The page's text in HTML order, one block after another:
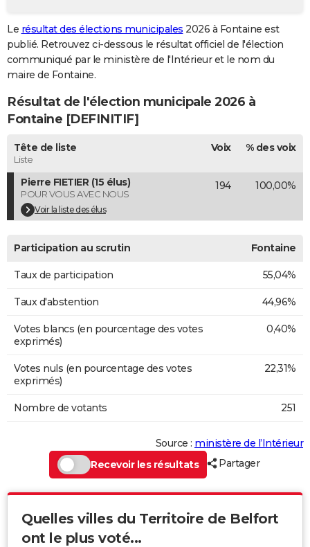
GUIDES D'ACHAT
BONS PLANS
CARTE DE VOEUX
Carte de Noël
Carte Bonne année
Carte Saint-Valentin
Carte Pâques
Carte d'anniversaire
DICTIONNAIRE
Dictionnaire
Biographies
Citations
Expressions
Proverbes
PROGRAMME TV
COPAINS D'AVANT
S'inscrire
Se connecter
Lycées
Collèges
Primaires
Universités
Entreprises
Service militaire
Avis de recherche
AVIS DE DÉCÈS
FORUM
Le résultat des élections municipales 2026 à Fontaine est
publié. Retrouvez ci-dessous le résultat officiel de l'élection
communiqué par le ministère de l'Intérieur et le nom du
maire de Fontaine.
Résultat de l'élection municipale 2026 à
Fontaine [DEFINITIF]
Tête de liste
Liste
Voix % des voix
Pierre FIETIER (15 élus)
POUR VOUS AVEC NOUS
Voir la liste des élus
194 100,00%
Participation au scrutin Fontaine
Taux de participation 55,04%
Taux d'abstention 44,96%
Votes blancs (en pourcentage des votes
exprimés)
0,40%
Votes nuls (en pourcentage des votes
exprimés)
22,31%
Nombre de votants 251
Source : ministère de l’Intérieur
Recevoir les résultats
Partager
Quelles villes du Territoire de Belfort
ont le plus voté...